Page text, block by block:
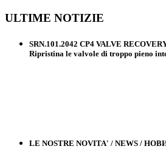
ULTIME NOTIZIE
SRN.101.2042 CP4 VALVE
Ripristina le valvole di troppo pieno
LE NOSTRE NOVITA' / NEWS /